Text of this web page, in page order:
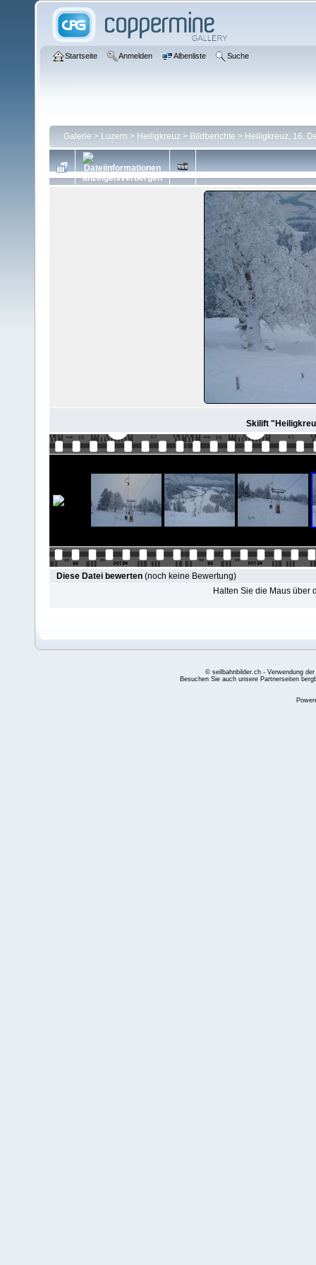
Startseite Anmelden Albenliste Suche
Galerie > Luzern > Heiligkreuz > Bildberichte > Heiligkreuz, 16.
Skilift
Diese Datei bewerten (noch keine Bewertung)
Halten Sie die Maus über
© seilbahnbilder.ch - Verwendung
Besuchen Sie auch unsere Partnerseiten